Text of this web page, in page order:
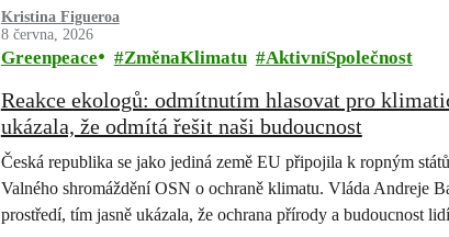
„Zachraňme oceány“, jejímž cílem je prosadit ochranu 30 %
Kristina Figueroa
8 června, 2026
Greenpeace ZměnaKlimatu AktivníSpolečnost
Reakce ekologů: odmítnutím hlasovat pro
ukázala, že odmítá řešit naši budoucnost
Česká republika se jako jediná země EU připojila k ropným
Valného shromáždění OSN o ochraně klimatu. Vláda Andreje
prostředí, tím jasně ukázala, že ochrana přírody a budoucnost